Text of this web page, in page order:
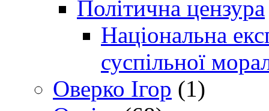
Політична цензура
Національна
суспільної
Оверко Ігор (1)